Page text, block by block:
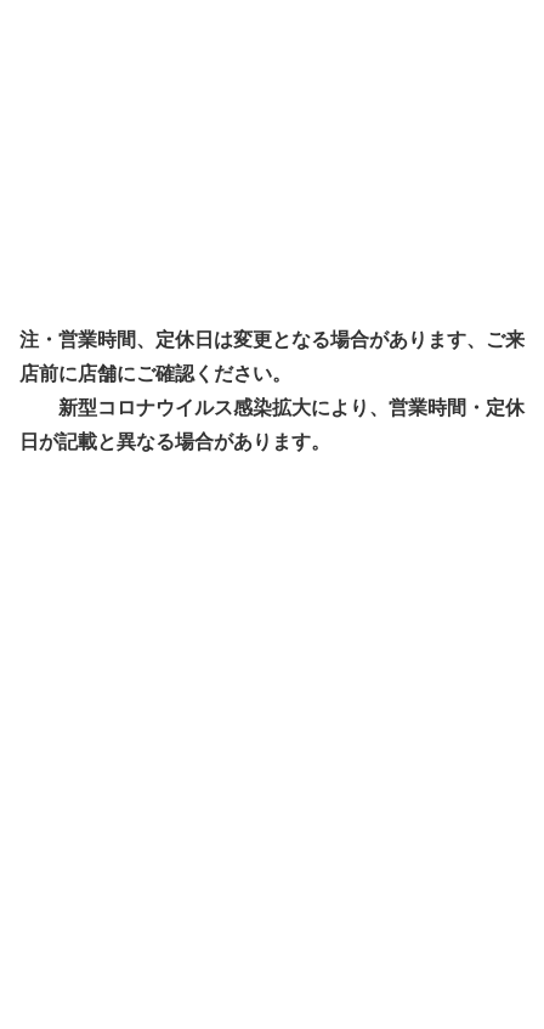
注・営業時間、定休日は変更となる場合があります、ご来
店前に店舗にご確認ください。
新型コロナウイルス感染拡大により、営業時間・定休
日が記載と異なる場合があります。